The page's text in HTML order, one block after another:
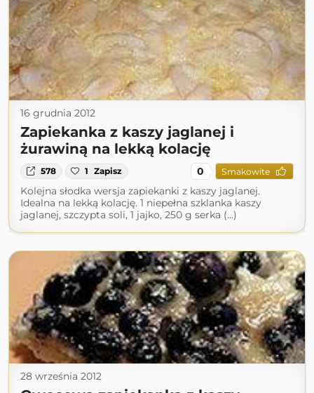
16 grudnia 2012
Zapiekanka z kaszy jaglanej i
żurawiną na lekką kolację
578 1 Zapisz 0 Smakowite
Kolejna słodka wersja zapiekanki z kaszy jaglanej.
Idealna na lekką kolację. 1 niepełna szklanka kaszy
jaglanej, szczypta soli, 1 jajko, 250 g serka (...)
28 września 2012